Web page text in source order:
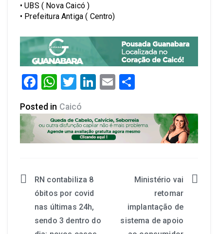
• UBS ( Nova Caicó )
• Prefeitura Antiga ( Centro)
Facebook
WhatsApp
Twitter
LinkedIn
Email
Posted in Caicó
RN contabiliza 8
óbitos por covid
nas últimas 24h,
sendo 3 dentro do
Ministério vai
retomar
implantação de
sistema de apoio